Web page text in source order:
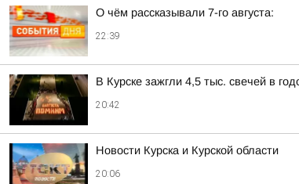
О чём рассказывали 7-го августа:
22:39
В Курске зажгли 4,5 тыс. свечей в
20:42
Новости Курска и Курской области
20:06